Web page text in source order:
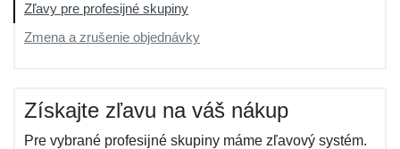
Zľavy pre profesijné skupiny
Zmena a zrušenie objednávky
Získajte zľavu na váš nákup
Pre vybrané profesijné skupiny máme zľavový systém.